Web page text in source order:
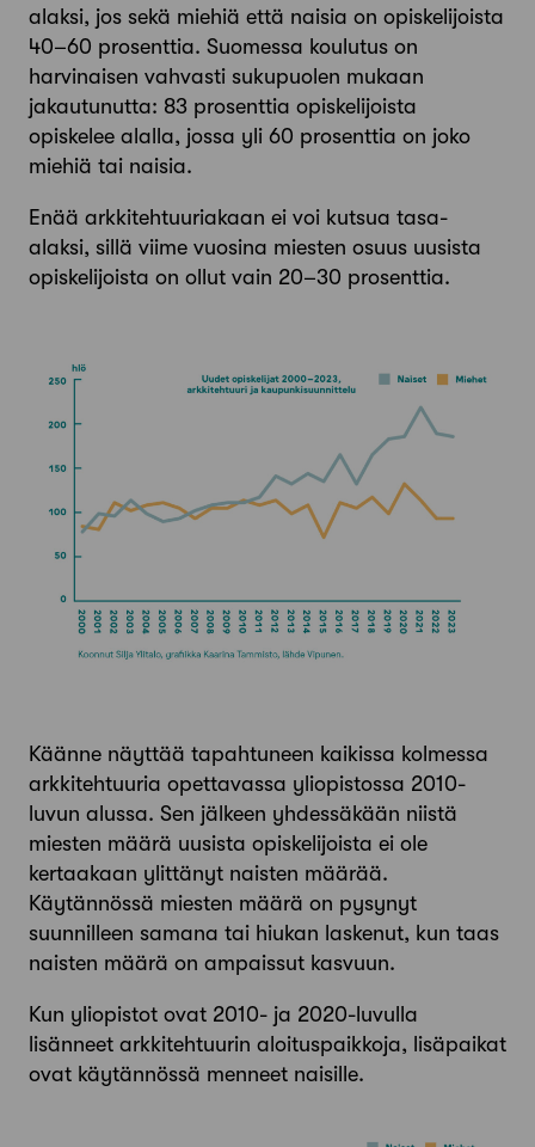
alaksi, jos sekä miehiä että naisia on opiskelijoista
40–60 prosenttia. Suomessa koulutus on
harvinaisen vahvasti sukupuolen mukaan
jakautunutta: 83 prosenttia opiskelijoista
opiskelee alalla, jossa yli 60 prosenttia on joko
miehiä tai naisia.
Enää arkkitehtuuriakaan ei voi kutsua tasa-
alaksi, sillä viime vuosina miesten osuus uusista
opiskelijoista on ollut vain 20–30 prosenttia.
Käänne näyttää tapahtuneen kaikissa kolmessa
arkkitehtuuria opettavassa yliopistossa 2010-
luvun alussa. Sen jälkeen yhdessäkään niistä
miesten määrä uusista opiskelijoista ei ole
kertaakaan ylittänyt naisten määrää.
Käytännössä miesten määrä on pysynyt
suunnilleen samana tai hiukan laskenut, kun taas
naisten määrä on ampaissut kasvuun.
Kun yliopistot ovat 2010- ja 2020-luvulla
lisänneet arkkitehtuurin aloituspaikkoja, lisäpaikat
ovat käytännössä menneet naisille.